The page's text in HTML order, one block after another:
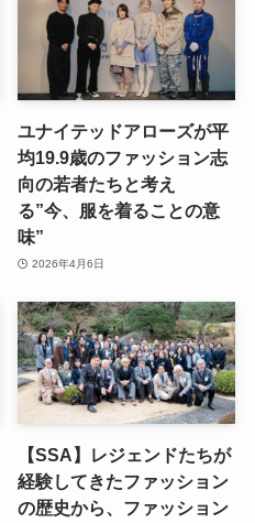
ユナイテッドアローズが平
均19.9歳のファッション志
向の若者たちと考え
る”今、服を着ることの意
味”
2026年4月6日
【SSA】レジェンドたちが
経験してきたファッション
の歴史から、ファッション